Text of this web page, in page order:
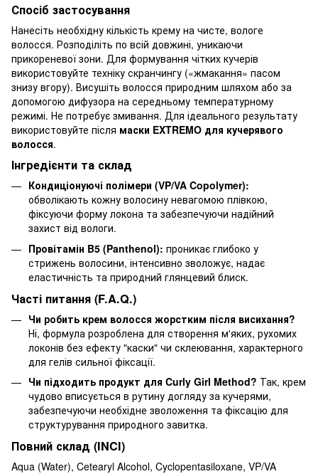
Спосіб застосування
Нанесіть необхідну кількість крему на чисте, вологе
волосся. Розподіліть по всій довжині, уникаючи
прикореневої зони. Для формування чітких кучерів
використовуйте техніку скранчингу («жмакання» пасом
знизу вгору). Висушіть волосся природним шляхом або за
допомогою дифузора на середньому температурному
режимі. Не потребує змивання. Для ідеального результату
використовуйте після маски EXTREMO для кучерявого
волосся.
Інгредієнти та склад
Кондиціонуючі полімери (VP/VA Copolymer):
обволікають кожну волосину невагомою плівкою,
фіксуючи форму локона та забезпечуючи надійний
захист від вологи.
Провітамін B5 (Panthenol): проникає глибоко у
стрижень волосини, інтенсивно зволожує, надає
еластичність та природний глянцевий блиск.
Часті питання (F.A.Q.)
Чи робить крем волосся жорстким після висихання?
Ні, формула розроблена для створення м'яких, рухомих
локонів без ефекту "каски" чи склеювання, характерного
для гелів сильної фіксації.
Чи підходить продукт для Curly Girl Method? Так, крем
чудово вписується в рутину догляду за кучерями,
забезпечуючи необхідне зволоження та фіксацію для
структурування природного завитка.
Повний склад (INCI)
Aqua (Water), Cetearyl Alcohol, Cyclopentasiloxane, VP/VA